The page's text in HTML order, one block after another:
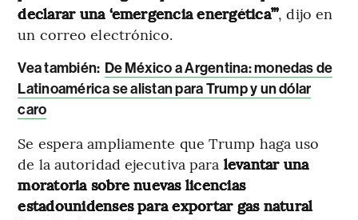
declarar una ‘emergencia energética’”, dijo en
un correo electrónico.
Vea también: De México a Argentina: monedas de
Latinoamérica se alistan para Trump y un dólar
caro
Se espera ampliamente que Trump haga uso
de la autoridad ejecutiva para levantar una
moratoria sobre nuevas licencias
estadounidenses para exportar gas natural